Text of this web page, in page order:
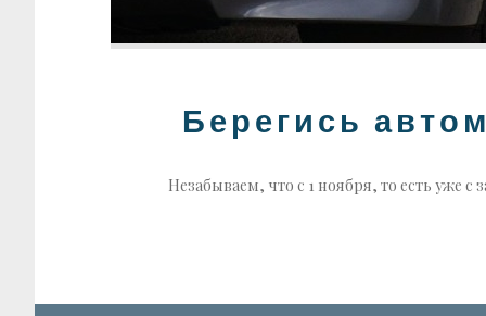
Берегись
Незабываем, что с 1 ноября, то есть уже